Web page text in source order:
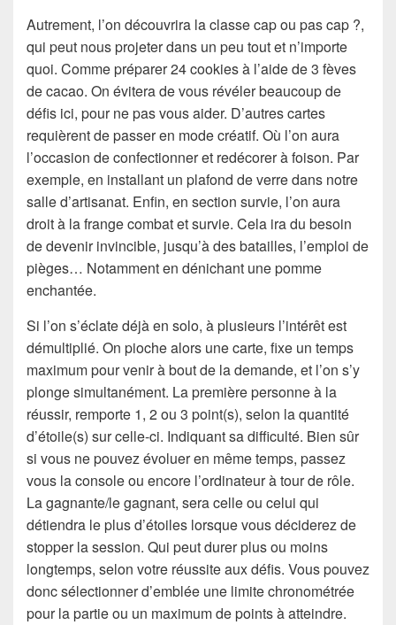
Autrement, l’on découvrira la classe cap ou pas cap ?,
qui peut nous projeter dans un peu tout et n’importe
quoi. Comme préparer 24 cookies à l’aide de 3 fèves
de cacao. On évitera de vous révéler beaucoup de
défis ici, pour ne pas vous aider. D’autres cartes
requièrent de passer en mode créatif. Où l’on aura
l’occasion de confectionner et redécorer à foison. Par
exemple, en installant un plafond de verre dans notre
salle d’artisanat. Enfin, en section survie, l’on aura
droit à la frange combat et survie. Cela ira du besoin
de devenir invincible, jusqu’à des batailles, l’emploi de
pièges… Notamment en dénichant une pomme
enchantée.
Si l’on s’éclate déjà en solo, à plusieurs l’intérêt est
démultiplié. On pioche alors une carte, fixe un temps
maximum pour venir à bout de la demande, et l’on s’y
plonge simultanément. La première personne à la
réussir, remporte 1, 2 ou 3 point(s), selon la quantité
d’étoile(s) sur celle-ci. Indiquant sa difficulté. Bien sûr
si vous ne pouvez évoluer en même temps, passez
vous la console ou encore l’ordinateur à tour de rôle.
La gagnante/le gagnant, sera celle ou celui qui
détiendra le plus d’étoiles lorsque vous déciderez de
stopper la session. Qui peut durer plus ou moins
longtemps, selon votre réussite aux défis. Vous pouvez
donc sélectionner d’emblée une limite chronométrée
pour la partie ou un maximum de points à atteindre.